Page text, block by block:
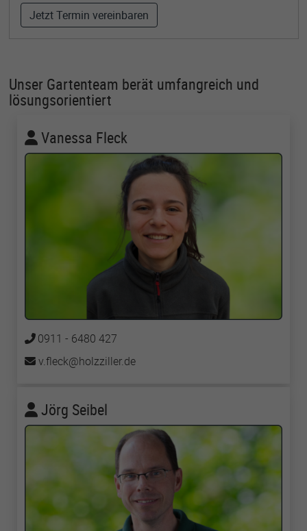
Jetzt Termin vereinbaren
Unser Gartenteam berät umfangreich und
lösungsorientiert
Vanessa Fleck
0911 - 6480 427
v.fleck
holzziller de
Jörg Seibel